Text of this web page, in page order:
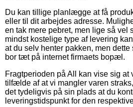
Du kan tillige planlægge at få
eller til dit arbejdes adresse.
en tak mere pebret, men lige så
mindst kostelige type af levering
at du selv henter pakken, men dette
bor tæt på internet firmaets bopæl.
Fragtperioden på All kan vise sig
tilfælde af at vi mangler varen
det tydeligvis på sin plads at du
leveringstidspunkt for den